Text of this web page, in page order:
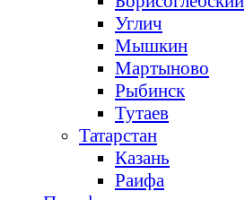
Углич
Мышкин
Мартыново
Рыбинск
Тутаев
Татарстан
Казань
Раифа